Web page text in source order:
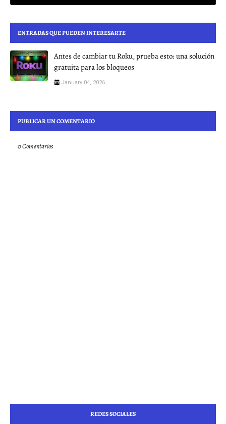
ENTRADAS QUE PUEDEN INTERESARTE
Antes de cambiar tu Roku, prueba esto: una solución
gratuita para los bloqueos
January 04, 2026
PUBLICAR UN COMENTARIO
0 Comentarios
REDES SOCIALES